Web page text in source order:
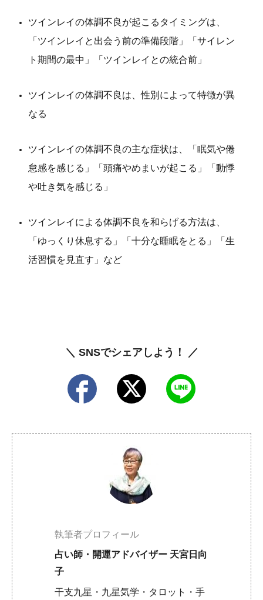
ツインレイの体調不良が起こるタイミングは、
「ツインレイと出会う前の準備段階」「サイレン
ト期間の最中」「ツインレイとの統合前」
ツインレイの体調不良は、性別によって特徴が異
なる
ツインレイの体調不良の主な症状は、「眠気や倦
怠感を感じる」「頭痛やめまいが起こる」「動悸
や吐き気を感じる」
ツインレイによる体調不良を和らげる方法は、
「ゆっくり休息する」「十分な睡眠をとる」「生
活習慣を見直す」など
＼ SNSでシェアしよう！ ／
執筆者プロフィール
占い師・開運アドバイザー 天宮日向
子
干支九星・九星気学・タロット・手